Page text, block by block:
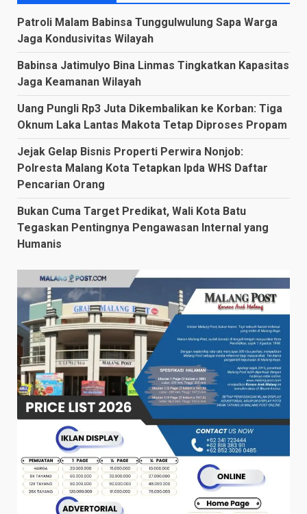
Patroli Malam Babinsa Tunggulwulung Sapa Warga
Jaga Kondusivitas Wilayah
Babinsa Jatimulyo Bina Linmas Tingkatkan Kapasitas
Jaga Keamanan Wilayah
Uang Pungli Rp3 Juta Dikembalikan ke Korban: Tiga
Oknum Laka Lantas Makota Tetap Diproses Propam
Jejak Gelap Bisnis Properti Perwira Nonjob:
Polresta Malang Kota Tetapkan Ipda WHS Daftar
Pencarian Orang
Bukan Cuma Target Predikat, Wali Kota Batu
Tegaskan Pentingnya Pengawasan Internal yang
Humanis